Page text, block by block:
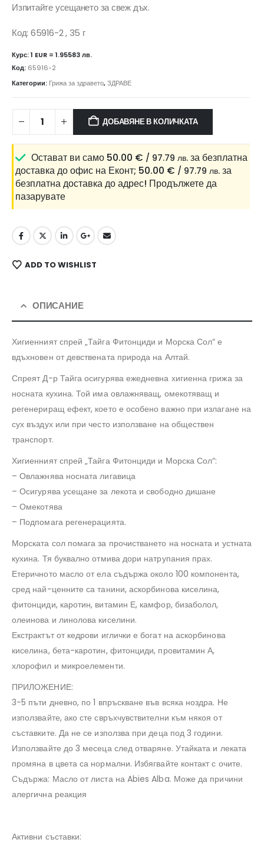
Изпитайте усещането за свеж дъх.
Код: 65916-2 , 35 г
Курс: 1 EUR = 1.95583 лв.
Код: 65916-2
Категории: Грижа за здравето,ЗДРАВЕ
ДОБАВЯНЕ В КОЛИЧКАТА
Остават ви само 50.00 € / 97.79 лв. за безплатна
доставка до офис на Еконт; 50.00 € / 97.79 лв. за
безплатна доставка до адрес! Продължете да
пазарувате
ADD TO WISHLIST
ОПИСАНИЕ
Хигиенният спрей „Тайга Фитонциди и Морска Сол“ е
вдъхновен от девствената природа на Алтай.
Спреят Д-р Тайга осигурява ежедневна хигиенна грижа за
носната кухина. Той има овлажняващ, омекотяващ и
регенериращ ефект, което е особено важно при излагане на
сух въздух или при често използване на обществен
транспорт.
Хигиенният спрей „Тайга Фитонциди и Морска Сол“:
– Овлажнява носната лигавица
– Осигурява усещане за лекота и свободно дишане
– Омекотява
– Подпомага регенерацията.
Морската сол помага за прочистването на носната и устната
кухина. Тя буквално отмива дори натрупания прах.
Етеричното масло от ела съдържа около 100 компонента,
сред най-ценните са танини, аскорбинова киселина,
фитонциди, каротин, витамин Е, камфор, бизаболол,
олеинова и линолова киселини.
Екстрактът от кедрови иглички е богат на аскорбинова
киселина, бета-каротин, фитонциди, провитамин А,
хлорофил и микроелементи.
ПРИЛОЖЕНИЕ:
3-5 пъти дневно, по 1 впръскване във всяка ноздра. Не
използвайте, ако сте свръхчувствителни към някоя от
съставките. Да не се използва при деца под 3 години.
Използвайте до 3 месеца след отваряне. Утайката и леката
промяна в цвета са нормални. Избягвайте контакт с очите.
Съдържа: Масло от листа на Abies Alba. Може да причини
алергична реакция
Активни съставки: